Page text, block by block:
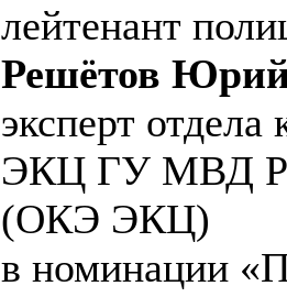
лейтенант
Решётов Юрий
эксперт
ЭКЦ ГУ МВД
(ОКЭ ЭКЦ)
в номинации